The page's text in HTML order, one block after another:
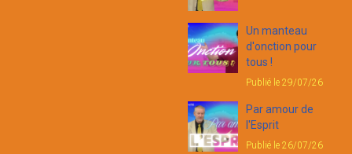
Un manteau
d'onction pour
tous !
Publié le 29/07/26
Par amour de
l'Esprit
Publié le 26/07/26